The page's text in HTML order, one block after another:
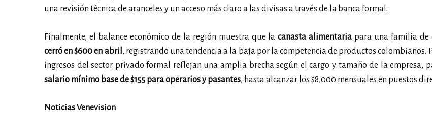
una revisión técnica de aranceles y un acceso más claro a las divisas a través de la banca formal.
Finalmente, el balance económico de la región muestra que lacanasta alimentaria para una familia de
cerró en $600 en abril , registrando una tendencia a la baja por la competencia de productos colombianos.
ingresos del sector privado formal reflejan una amplia brecha según el cargo y tamaño de la empresa,
salario mínimo base de $155 para operarios y pasantes, hasta alcanzar los $8,000 mensuales en puestos
Noticias Venevision